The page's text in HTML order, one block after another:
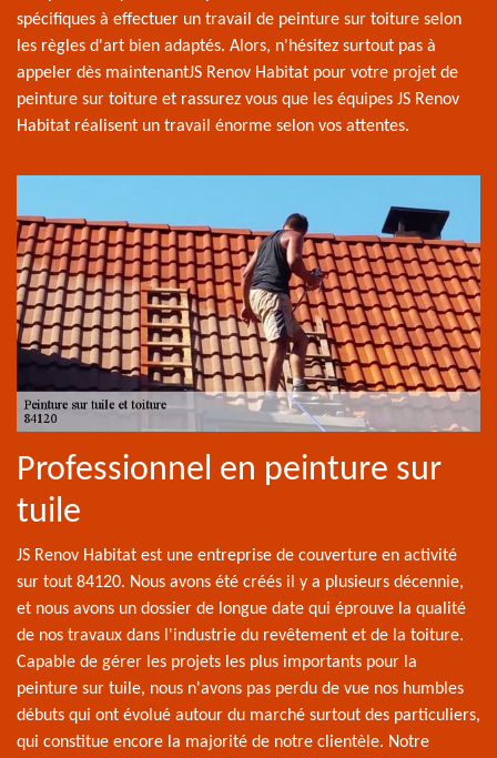
spécifiques à effectuer un travail de peinture sur toiture selon
les règles d'art bien adaptés. Alors, n'hésitez surtout pas à
appeler dès maintenantJS Renov Habitat pour votre projet de
peinture sur toiture et rassurez vous que les équipes JS Renov
Habitat réalisent un travail énorme selon vos attentes.
Professionnel en peinture sur
tuile
JS Renov Habitat est une entreprise de couverture en activité
sur tout 84120. Nous avons été créés il y a plusieurs décennie,
et nous avons un dossier de longue date qui éprouve la qualité
de nos travaux dans l'industrie du revêtement et de la toiture.
Capable de gérer les projets les plus importants pour la
peinture sur tuile, nous n'avons pas perdu de vue nos humbles
débuts qui ont évolué autour du marché surtout des particuliers,
qui constitue encore la majorité de notre clientèle. Notre